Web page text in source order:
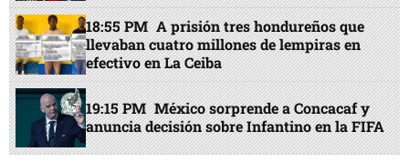
18:55 PM A prisión tres hondureños que
llevaban cuatro millones de lempiras en
efectivo en La Ceiba
19:15 PM México sorprende a Concacaf y
anuncia decisión sobre Infantino en la FIFA